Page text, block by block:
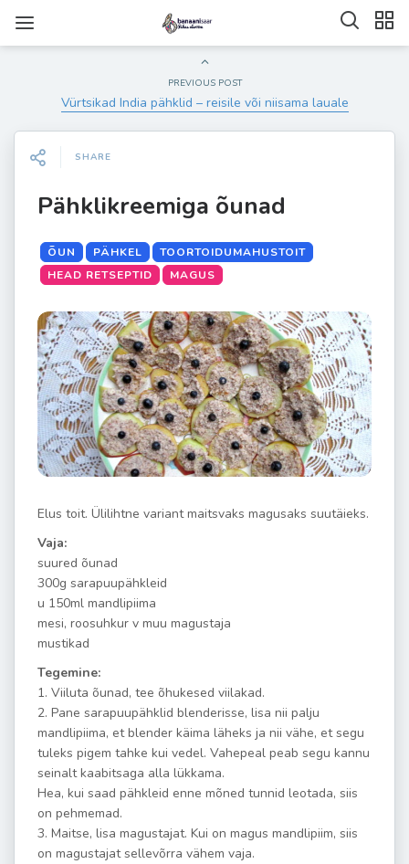
PREVIOUS POST
Vürtsikad India pähklid – reisile või niisama lauale
SHARE
Pähklikreemiga õunad
ÕUN PÄHKEL
TOORTOIDUMAHUSTOIT
HEAD RETSEPTID
MAGUS
Elus toit. Ülilihtne variant maitsvaks magusaks suutäieks.
Vaja:
suured õunad
300g sarapuupähkleid
u 150ml mandlipiima
mesi, roosuhkur v muu magustaja
mustikad
Tegemine:
1. Viiluta õunad, tee õhukesed viilakad.
2. Pane sarapuupähklid blenderisse, lisa nii palju
mandlipiima, et blender käima läheks ja nii vähe, et segu
tuleks pigem tahke kui vedel. Vahepeal peab segu kannu
seinalt kaabitsaga alla lükkama.
Hea, kui saad pähkleid enne mõned tunnid leotada, siis
on pehmemad.
3. Maitse, lisa magustajat. Kui on magus mandlipiim, siis
on magustajat sellevõrra vähem vaja.